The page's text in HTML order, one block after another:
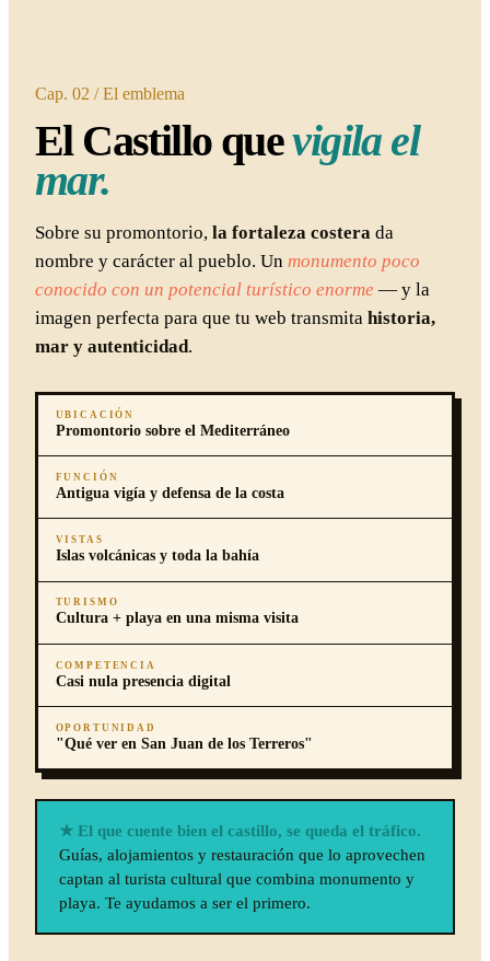
Cap. 02 / El emblema
El Castillo quevigila el
mar.
Sobre su promontorio, la fortaleza costera da
nombre y carácter al pueblo. Un monumento poco
conocido con un potencial turístico enorme — y la
imagen perfecta para que tu web transmita historia,
mar y autenticidad.
UBICACIÓN
Promontorio sobre el Mediterráneo
FUNCIÓN
Antigua vigía y defensa de la costa
VISTAS
Islas volcánicas y toda la bahía
TURISMO
Cultura + playa en una misma visita
COMPETENCIA
Casi nula presencia digital
OPORTUNIDAD
"Qué ver en San Juan de los Terreros"
★ El que cuente bien el castillo, se queda el tráfico.
Guías, alojamientos y restauración que lo aprovechen
captan al turista cultural que combina monumento y
playa. Te ayudamos a ser el primero.